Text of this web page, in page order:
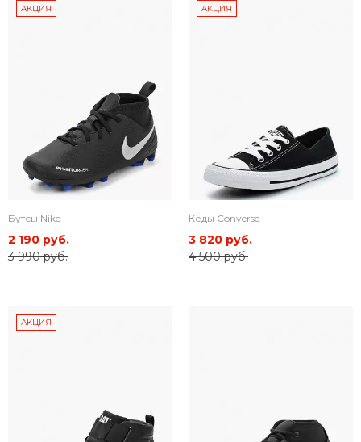
АКЦИЯ
Бутсы Nike
2 190 руб.
3 990 руб.
АКЦИЯ
Кеды Converse
3 820 руб.
4 500 руб.
АКЦИЯ